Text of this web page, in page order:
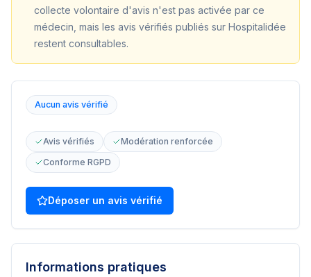
collecte volontaire d'avis n'est pas activée par ce
médecin, mais les avis vérifiés publiés sur Hospitalidée
restent consultables.
Aucun avis vérifié
Avis vérifiés
Modération renforcée
Conforme RGPD
Déposer un avis vérifié
Informations pratiques